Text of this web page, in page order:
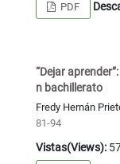
PDF
“Dejar
n bachillerato
Fredy Hernán
81-94
Vistas(Views):